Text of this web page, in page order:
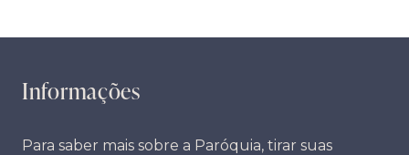
Informações
Para saber mais sobre a Paróquia, tirar suas